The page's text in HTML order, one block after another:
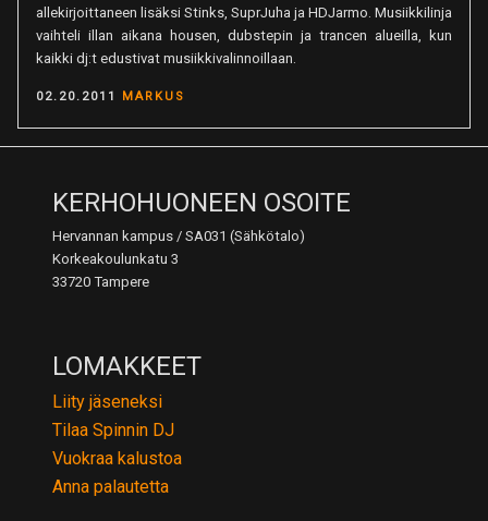
allekirjoittaneen lisäksi Stinks, SuprJuha ja HDJarmo. Musiikkilinja
vaihteli illan aikana housen, dubstepin ja trancen alueilla, kun
kaikki dj:t edustivat musiikkivalinnoillaan.
POSTED
02.20.2011 MARKUS
KERHOHUONEEN OSOITE
Hervannan kampus / SA031 (Sähkötalo)
Korkeakoulunkatu 3
33720 Tampere
LOMAKKEET
Liity jäseneksi
Tilaa Spinnin DJ
Vuokraa kalustoa
Anna palautetta